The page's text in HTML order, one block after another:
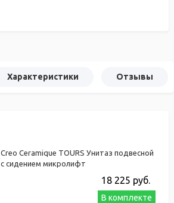
Характеристики Отзывы
Creo Ceramique TOURS Унитаз подвесной
с сидением микролифт
18 225 руб.
В комплекте